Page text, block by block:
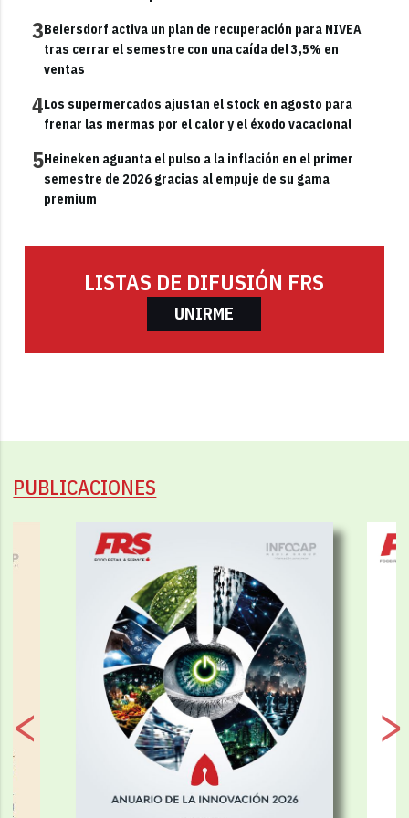
3Beiersdorf activa un plan de recuperación para NIVEA
tras cerrar el semestre con una caída del 3,5% en
ventas
4Los supermercados ajustan el stock en agosto para
frenar las mermas por el calor y el éxodo vacacional
5Heineken aguanta el pulso a la inflación en el primer
semestre de 2026 gracias al empuje de su gama
premium
LISTAS DE DIFUSIÓN FRS
UNIRME
PUBLICACIONES